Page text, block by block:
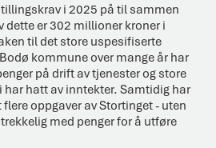
i 2025 på til sammen
dette er 302 millioner kroner i
til det store uspesifiserte
kommune over mange år har
på drift av tjenester og store
har hatt av inntekter. Samtidig har
oppgaver av Stortinget - uten
med penger for å utføre